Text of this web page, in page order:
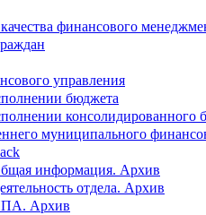
финансового
управления
бюджета
консолидированного
муниципального
информация. Архив
отдела. Архив
Архив